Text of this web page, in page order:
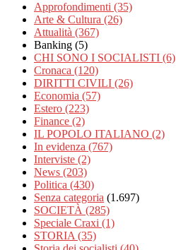
Approfondimenti (35)
Arte & Cultura (26)
Attualità (367)
Banking (5)
CHI SONO I SOCIALISTI (6)
Cronaca (120)
DIRITTI CIVILI (26)
Economia (57)
Estero (223)
Finance (2)
IL POPOLO ITALIANO (2)
In evidenza (767)
Interviste (2)
News (203)
Politica (430)
Senza categoria (1.697)
SOCIETÀ (285)
Speciale Craxi (1)
STORIA (35)